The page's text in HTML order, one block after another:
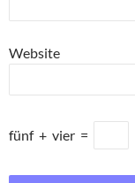
Website
fünf + vier =